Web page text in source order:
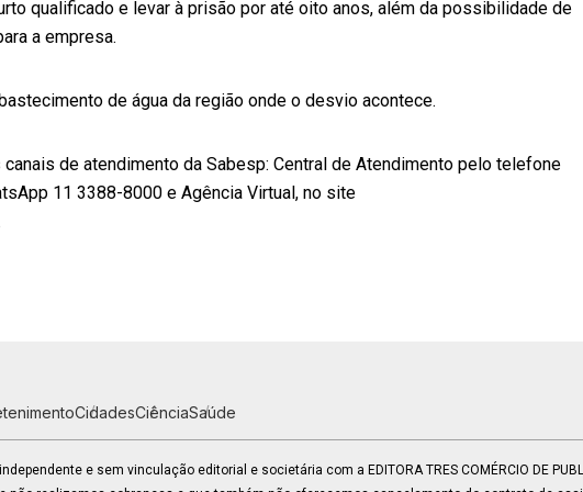
qualificado e levar à prisão por até oito anos, além da possibilidade de
a empresa.
de água da região onde o desvio acontece.
de atendimento da Sabesp: Central de Atendimento pelo telefone
11 3388-8000 e Agência Virtual, no site
CidadesCiênciaSaúde
e sem vinculação editorial e societária com a EDITORA TRES COMÉRCIO DE